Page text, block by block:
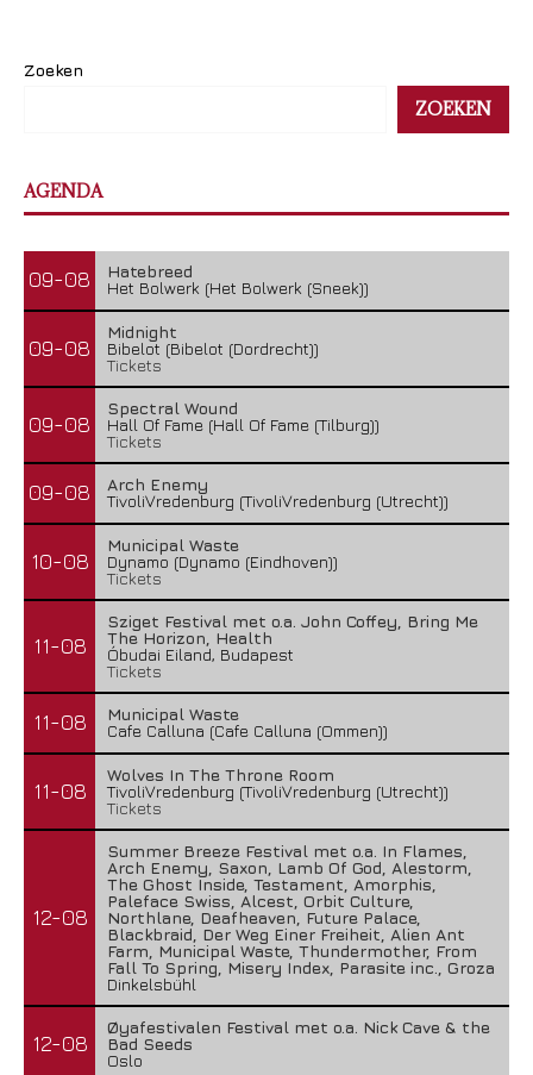
Zoeken
ZOEKEN
AGENDA
09-08
Hatebreed
Het Bolwerk (Het Bolwerk (Sneek))
09-08
Midnight
Bibelot (Bibelot (Dordrecht))
Tickets
09-08
Spectral Wound
Hall Of Fame (Hall Of Fame (Tilburg))
Tickets
09-08
Arch Enemy
TivoliVredenburg (TivoliVredenburg (Utrecht))
10-08
Municipal Waste
Dynamo (Dynamo (Eindhoven))
Tickets
11-08
Sziget Festival met o.a. John Coffey, Bring Me
The Horizon, Health
Óbudai Eiland, Budapest
Tickets
11-08
Municipal Waste
Cafe Calluna (Cafe Calluna (Ommen))
11-08
Wolves In The Throne Room
TivoliVredenburg (TivoliVredenburg (Utrecht))
Tickets
12-08
Summer Breeze Festival met o.a. In Flames,
Arch Enemy, Saxon, Lamb Of God, Alestorm,
The Ghost Inside, Testament, Amorphis,
Paleface Swiss, Alcest, Orbit Culture,
Northlane, Deafheaven, Future Palace,
Blackbraid, Der Weg Einer Freiheit, Alien Ant
Farm, Municipal Waste, Thundermother, From
Fall To Spring, Misery Index, Parasite inc., Groza
Dinkelsbühl
12-08
Øyafestivalen Festival met o.a. Nick Cave & the
Bad Seeds
Oslo